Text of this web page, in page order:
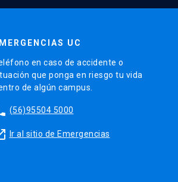
UC
en caso de accidente o
que ponga en riesgo tu vida
de algún campus.
(56)95504 5000
Ir al sitio de Emergencias